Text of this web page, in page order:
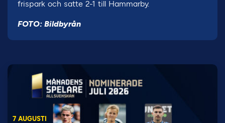
frispark och satte 2-1 till Hammarby.
FOTO: Bildbyrån
7 AUGUSTI